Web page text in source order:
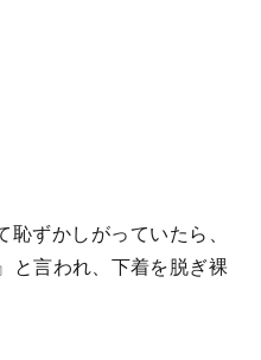
ずかしがっていたら、
と言われ、下着を脱ぎ裸